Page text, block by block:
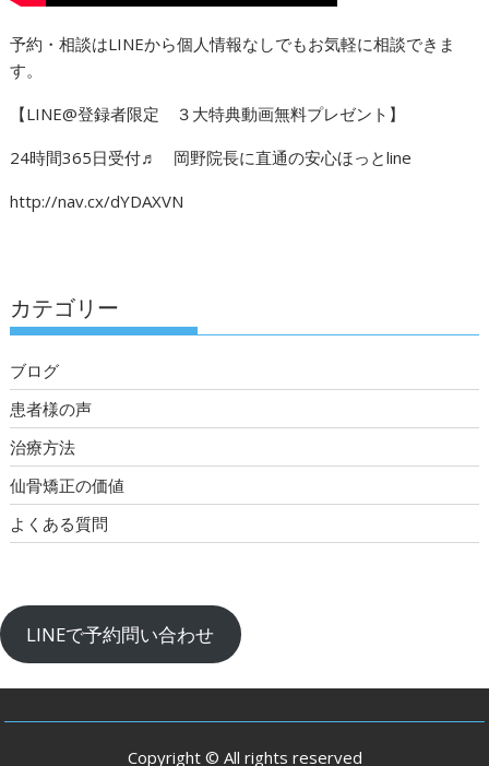
予約・相談はLINEから個人情報なしでもお気軽に相談できま
す。
【LINE@登録者限定 ３大特典動画無料プレゼント】
24時間365日受付♬ 岡野院長に直通の安心ほっとline
http://nav.cx/dYDAXVN
カテゴリー
ブログ
患者様の声
治療方法
仙骨矯正の価値
よくある質問
LINEで予約問い合わせ
Copyright © All rights reserved